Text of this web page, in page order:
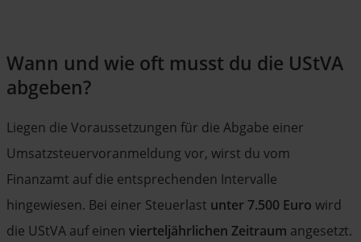
Wann und wie oft musst du die UStVA
abgeben?
Liegen die Voraussetzungen für die Abgabe einer
Umsatzsteuervoranmeldung vor, wirst du vom
Finanzamt auf die entsprechenden Intervalle
hingewiesen. Bei einer Steuerlast unter 7.500 Euro wird
die UStVA auf einen vierteljährlichen Zeitraum angesetzt.